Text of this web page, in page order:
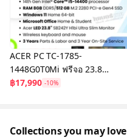
ACER PC TC-1785-
1448G0T0Mi ฟรีจอ 23.8
นิ้ว
฿17,990 -10%
Collections you may love